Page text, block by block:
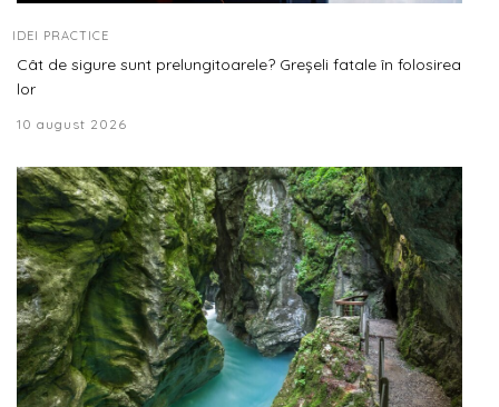
IDEI PRACTICE
Cât de sigure sunt prelungitoarele? Greșeli fatale în folosirea
lor
10 august 2026